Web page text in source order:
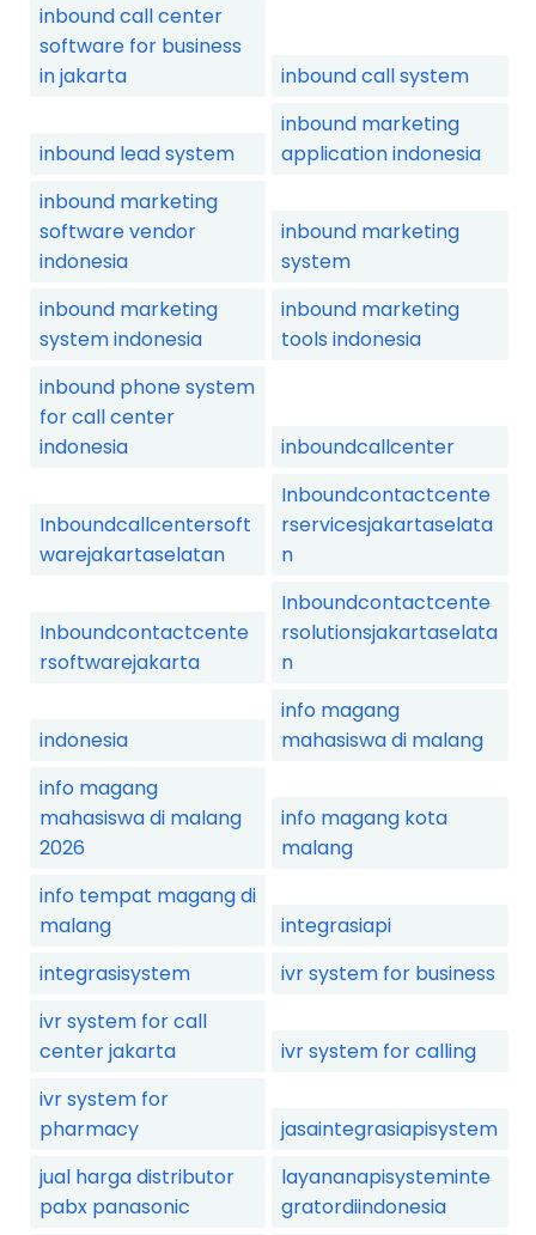
inbound call center
software for business
in jakarta
inbound call system
inbound lead system
inbound marketing
application indonesia
inbound marketing
software vendor
indonesia
inbound marketing
system
inbound marketing
system indonesia
inbound marketing
tools indonesia
inbound phone system
for call center
indonesia
inboundcallcenter
Inboundcallcentersoft
warejakartaselatan
Inboundcontactcente
rservicesjakartaselata
n
Inboundcontactcente
rsoftwarejakarta
Inboundcontactcente
rsolutionsjakartaselata
n
indonesia
info magang
mahasiswa di malang
info magang
mahasiswa di malang
2026
info magang kota
malang
info tempat magang di
malang
integrasiapi
integrasisystem
ivr system for business
ivr system for call
center jakarta
ivr system for calling
ivr system for
pharmacy
jasaintegrasiapisystem
jual harga distributor
pabx panasonic
layananapisysteminte
gratordiindonesia